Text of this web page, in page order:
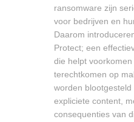
ransomware zijn
voor bedrijven en
Daarom
Protect; een
die helpt
terechtkomen op
worden
expliciete content,
consequenties van